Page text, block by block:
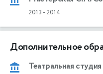
2013 - 2014
Дополнительное
Театральная